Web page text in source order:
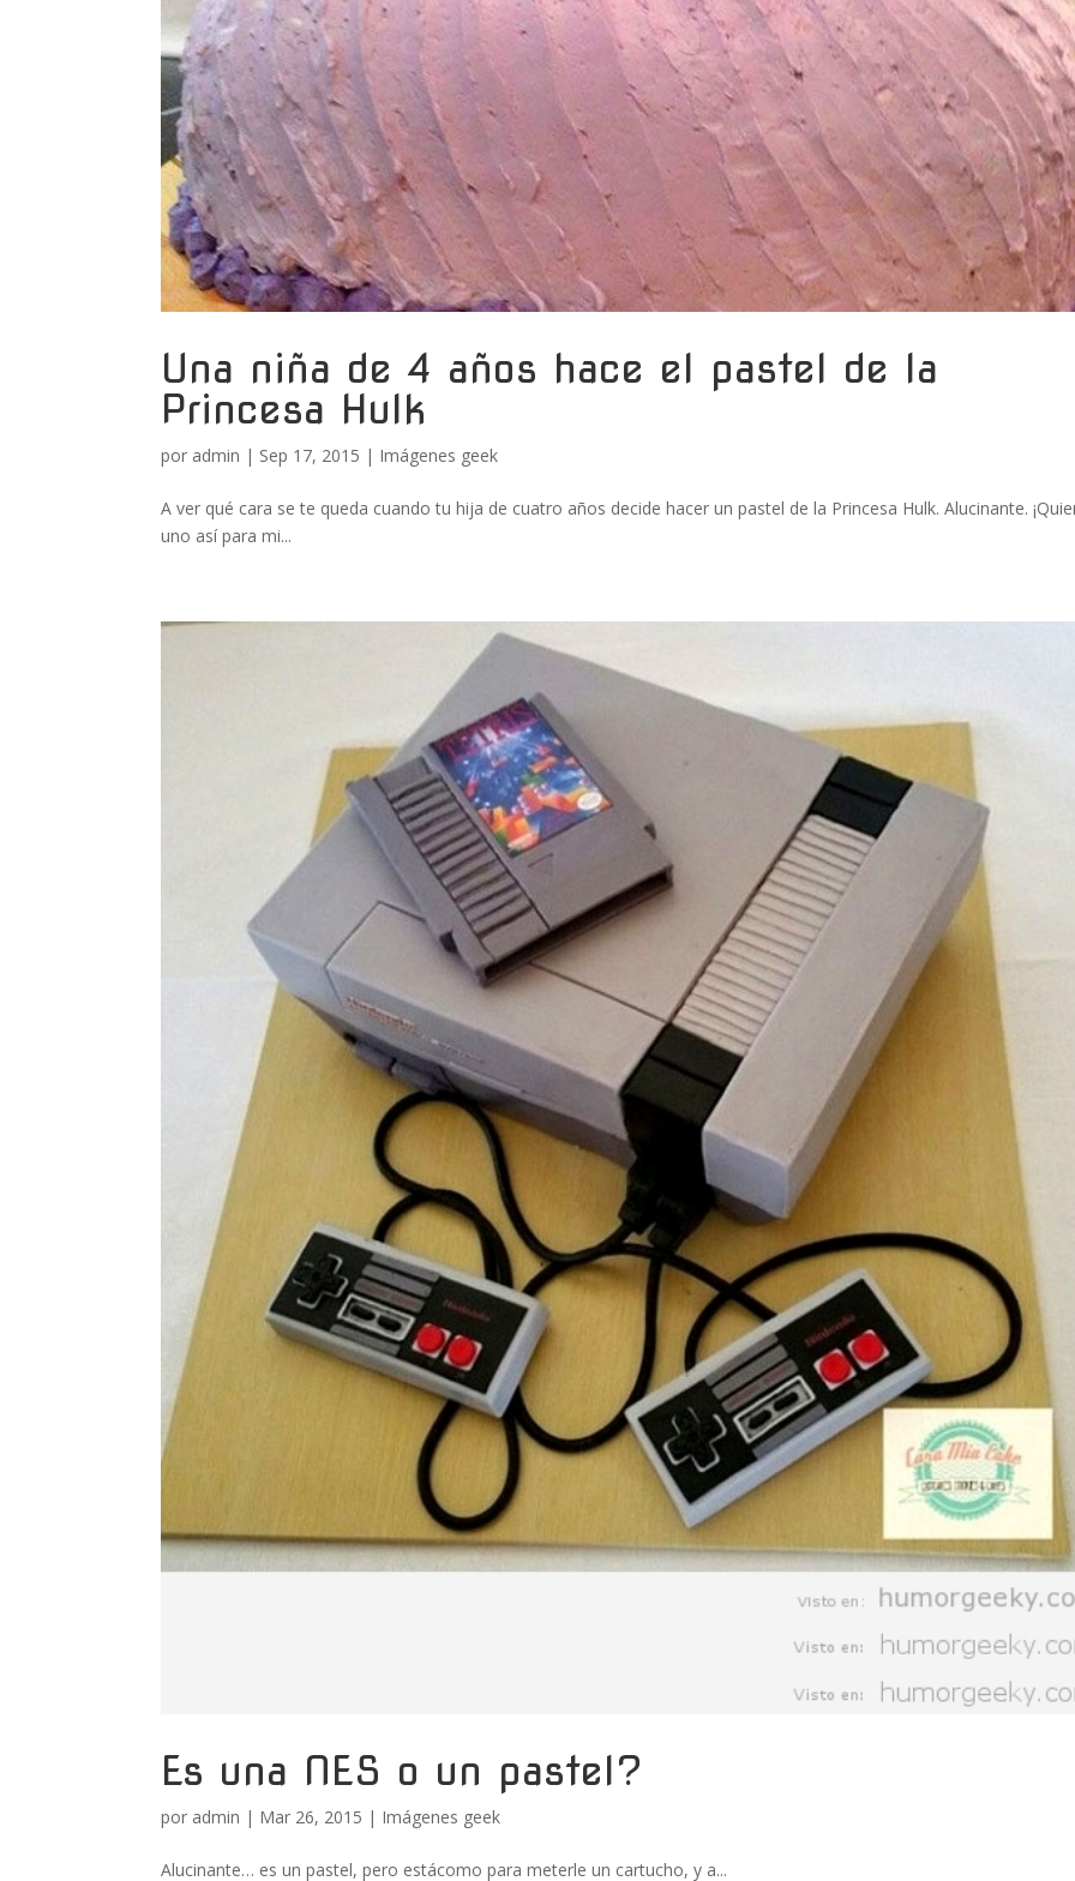
Una niña de 4 años hace el pastel de la
Princesa Hulk
por admin | Sep 17, 2015 | Imágenes geek
A ver qué cara se te queda cuando tu hija de cuatro años decide hacer un pastel de la Princesa Hulk. Alucinante.
uno así para mi...
Es una NES o un pastel?
por admin | Mar 26, 2015 | Imágenes geek
Alucinante… es un pastel, pero estácomo para meterle un cartucho, y a...